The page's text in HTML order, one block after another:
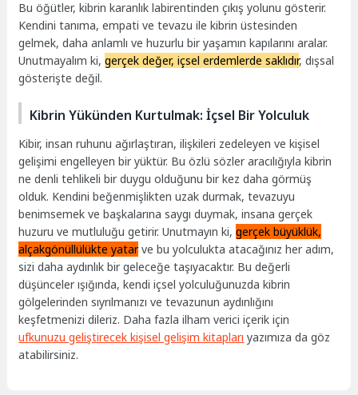
Bu öğütler, kibrin karanlık labirentinden çıkış yolunu gösterir.
Kendini tanıma, empati ve tevazu ile kibrin üstesinden
gelmek, daha anlamlı ve huzurlu bir yaşamın kapılarını aralar.
Unutmayalım ki,gerçek değer, içsel erdemlerde saklıdır, dışsal
gösterişte değil.
Kibrin Yükünden Kurtulmak: İçsel Bir Yolculuk
Kibir, insan ruhunu ağırlaştıran, ilişkileri zedeleyen ve kişisel
gelişimi engelleyen bir yüktür. Bu özlü sözler aracılığıyla kibrin
ne denli tehlikeli bir duygu olduğunu bir kez daha görmüş
olduk. Kendini beğenmişlikten uzak durmak, tevazuyu
benimsemek ve başkalarına saygı duymak, insana gerçek
huzuru ve mutluluğu getirir. Unutmayın ki,gerçek büyüklük,
alçakgönüllülükte yatarve bu yolculukta atacağınız her adım,
sizi daha aydınlık bir geleceğe taşıyacaktır. Bu değerli
düşünceler ışığında, kendi içsel yolculuğunuzda kibrin
gölgelerinden sıyrılmanızı ve tevazunun aydınlığını
keşfetmenizi dileriz. Daha fazla ilham verici içerik için
ufkunuzu geliştirecek kişisel gelişim kitapları yazımıza da göz
atabilirsiniz.